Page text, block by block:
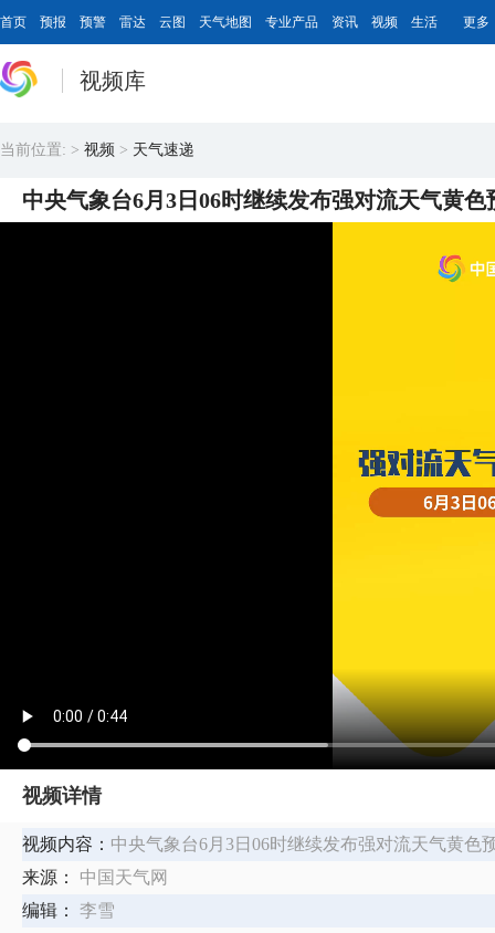
首页 预报 预警 雷达 云图 天气地图 专业产品 资讯 视频 生活 更多
视频库
当前位置: > 视频 > 天气速递
中央气象台6月3日06时继续发布强对流天气黄色
视频详情
视频内容： 中央气象台6月3日06时继续发布强对流天气黄色
来源：
中国天气网
编辑：
李雪